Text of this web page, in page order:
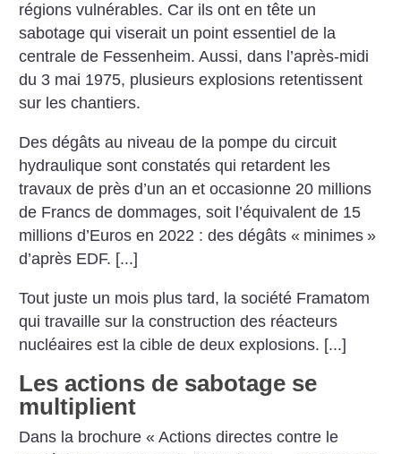
régions vulnérables. Car ils ont en tête un
sabotage qui viserait un point essentiel de la
centrale de Fessenheim. Aussi, dans l’après-midi
du 3 mai 1975, plusieurs explosions retentissent
sur les chantiers.
Des dégâts au niveau de la pompe du circuit
hydraulique sont constatés qui retardent les
travaux de près d’un an et occasionne 20 millions
de Francs de dommages, soit l’équivalent de 15
millions d’Euros en 2022 : des dégâts « minimes »
d’après EDF. [...]
Tout juste un mois plus tard, la société Framatom
qui travaille sur la construction des réacteurs
nucléaires est la cible de deux explosions. [...]
Les actions de sabotage se
multiplient
Dans la brochure « Actions directes contre le